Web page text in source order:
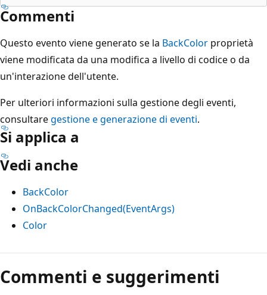
Commenti
Questo evento viene generato se la BackColor proprietà
viene modificata da una modifica a livello di codice o da
un'interazione dell'utente.
Per ulteriori informazioni sulla gestione degli eventi,
consultaregestione e generazione di eventi.
Si applica a
Vedi anche
BackColor
OnBackColorChanged(EventArgs)
Color
Modalità
di
lettura
Commenti e suggerimenti